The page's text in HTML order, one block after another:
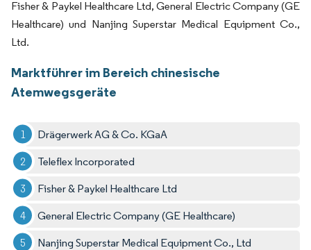
Fisher & Paykel Healthcare Ltd, General Electric Company (GE
Healthcare) und Nanjing Superstar Medical Equipment Co.,
Ltd.
Marktführer im Bereich chinesische
Atemwegsgeräte
Drägerwerk AG & Co. KGaA
Teleflex Incorporated
Fisher & Paykel Healthcare Ltd
General Electric Company (GE Healthcare)
Nanjing Superstar Medical Equipment Co., Ltd